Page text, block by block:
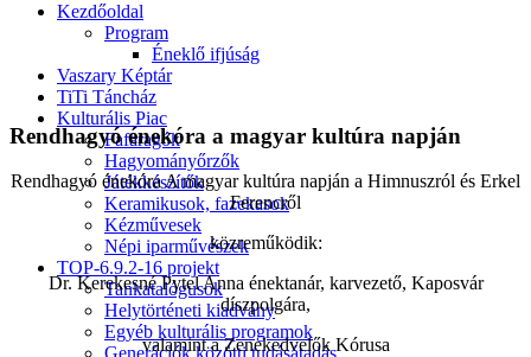
Kezdőoldal
Program
Éneklő ifjúság
Vaszary Képtár
TiTi Táncház
Kulturális Piac
Fafaragók
Hagyományőrzők
Játékkészítők
Keramikusok, fazekasok
Kézművesek
Népi iparművészek
TOP-6.9.2-16 projekt
Tankatalógusok
Helytörténeti kiadvány
Egyéb kulturális programok
Generációk közötti tudásátadás
Rendhagyó énekóra a magyar kultúra napján
Rendhagyó énekóra A magyar kultúra napján a Himnuszról és Erkel
Ferencről
közreműködik:
Dr. Kerekesné Pytel Anna énektanár, karvezető, Kaposvár
díszpolgára,
valamint a Zenekedvelők Kórusa